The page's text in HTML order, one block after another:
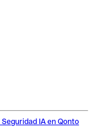
Seguridad IA en Qonto